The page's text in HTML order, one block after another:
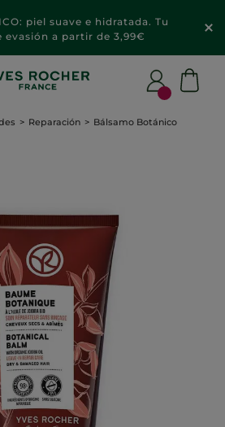
piel suave e hidratada. Tu
evasión a partir de 3,99€
Reparación Bálsamo Botánico